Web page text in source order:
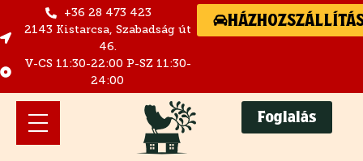
+36 28 473 423
2143 Kistarcsa, Szabadság út
46.
V-CS 11:30-22:00 P-SZ 11:30-
24:00
Foglalás